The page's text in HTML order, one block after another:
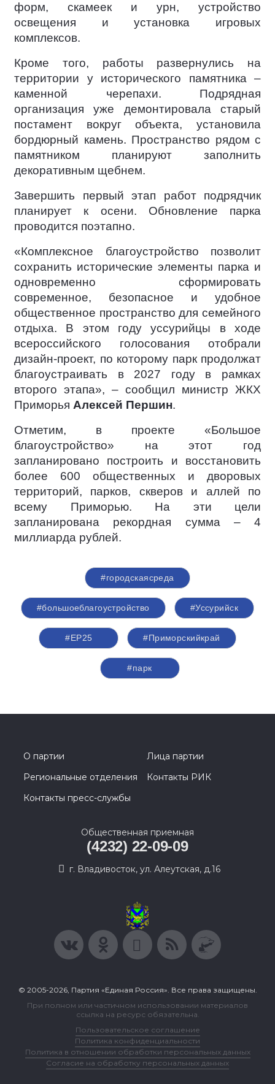
форм, скамеек и урн, устройство
освещения и установка игровых
комплексов.
Кроме того, работы развернулись на
территории у исторического памятника –
каменной черепахи. Подрядная
организация уже демонтировала старый
постамент вокруг объекта, установила
бордюрный камень. Пространство рядом с
памятником планируют заполнить
декоративным щебнем.
Завершить первый этап работ подрядчик
планирует к осени. Обновление парка
проводится поэтапно.
«Комплексное благоустройство позволит
сохранить исторические элементы парка и
одновременно сформировать
современное, безопасное и удобное
общественное пространство для семейного
отдыха. В этом году уссурийцы в ходе
всероссийского голосования отобрали
дизайн-проект, по которому парк продолжат
благоустраивать в 2027 году в рамках
второго этапа», – сообщил министр ЖКХ
Приморья Алексей Першин.
Отметим, в проекте «Большое
благоустройство» на этот год
запланировано построить и восстановить
более 600 общественных и дворовых
территорий, парков, скверов и аллей по
всему Приморью. На эти цели
запланирована рекордная сумма – 4
миллиарда рублей.
#городскаясреда
#большоеблагоустройство #Уссурийск
#ЕР25 #Приморскийкрай
#парк
О партии
Лица партии
Региональные отделения
Контакты РИК
Контакты пресс-службы
Общественная приемная
(4232) 22-09-09
г. Владивосток, ул. Алеутская, д.16
© 2005-2026, Партия «Единая Россия». Все права защищены.
При полном или частичном использовании материалов
ссылка на ресурс обязательна.
Пользовательское соглашение
Политика конфиденциальности
Политика в отношении обработки персональных данных
Согласие на обработку персональных данных